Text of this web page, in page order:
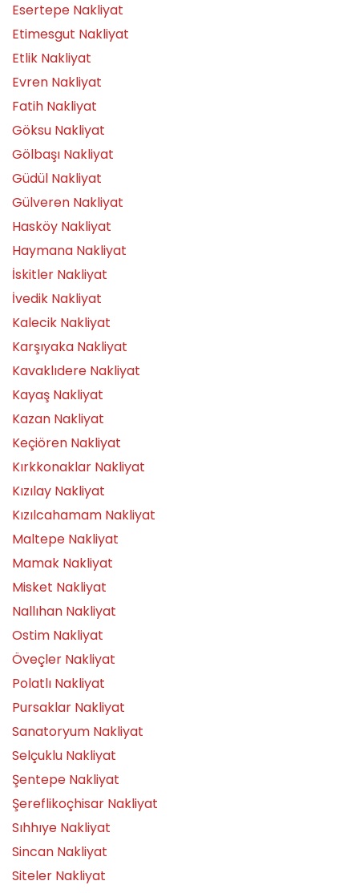
Esertepe Nakliyat
Etimesgut Nakliyat
Etlik Nakliyat
Evren Nakliyat
Fatih Nakliyat
Göksu Nakliyat
Gölbaşı Nakliyat
Güdül Nakliyat
Gülveren Nakliyat
Hasköy Nakliyat
Haymana Nakliyat
İskitler Nakliyat
İvedik Nakliyat
Kalecik Nakliyat
Karşıyaka Nakliyat
Kavaklıdere Nakliyat
Kayaş Nakliyat
Kazan Nakliyat
Keçiören Nakliyat
Kırkkonaklar Nakliyat
Kızılay Nakliyat
Kızılcahamam Nakliyat
Maltepe Nakliyat
Mamak Nakliyat
Misket Nakliyat
Nallıhan Nakliyat
Ostim Nakliyat
Öveçler Nakliyat
Polatlı Nakliyat
Pursaklar Nakliyat
Sanatoryum Nakliyat
Selçuklu Nakliyat
Şentepe Nakliyat
Şereflikoçhisar Nakliyat
Sıhhıye Nakliyat
Sincan Nakliyat
Siteler Nakliyat